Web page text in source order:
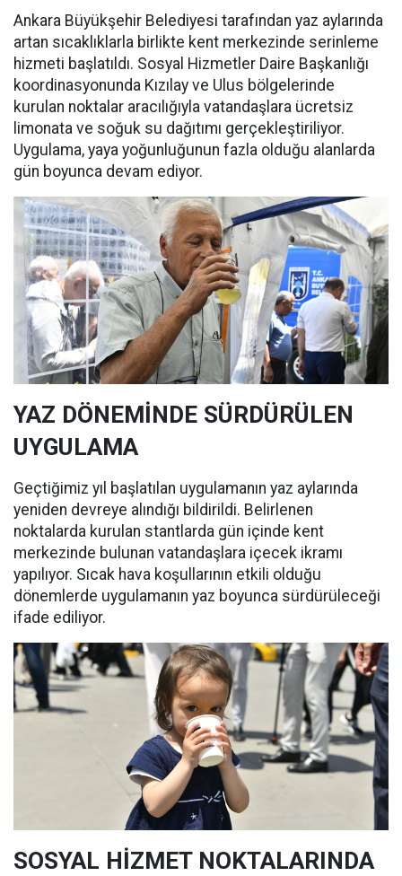
Ankara Büyükşehir Belediyesi tarafından yaz aylarında
artan sıcaklıklarla birlikte kent merkezinde serinleme
hizmeti başlatıldı. Sosyal Hizmetler Daire Başkanlığı
koordinasyonunda Kızılay ve Ulus bölgelerinde
kurulan noktalar aracılığıyla vatandaşlara ücretsiz
limonata ve soğuk su dağıtımı gerçekleştiriliyor.
Uygulama, yaya yoğunluğunun fazla olduğu alanlarda
gün boyunca devam ediyor.
YAZ DÖNEMİNDE SÜRDÜRÜLEN
UYGULAMA
Geçtiğimiz yıl başlatılan uygulamanın yaz aylarında
yeniden devreye alındığı bildirildi. Belirlenen
noktalarda kurulan stantlarda gün içinde kent
merkezinde bulunan vatandaşlara içecek ikramı
yapılıyor. Sıcak hava koşullarının etkili olduğu
dönemlerde uygulamanın yaz boyunca sürdürüleceği
ifade ediliyor.
SOSYAL HİZMET NOKTALARINDA